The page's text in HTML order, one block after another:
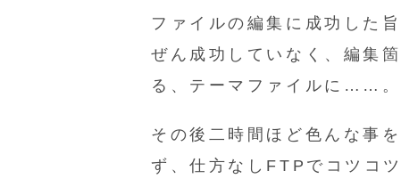
ファイルの編集に成功した
ぜん成功していなく、編集
る、テーマファイルに……。
その後二時間ほど色んな事
ず、仕方なしFTPでコツコ